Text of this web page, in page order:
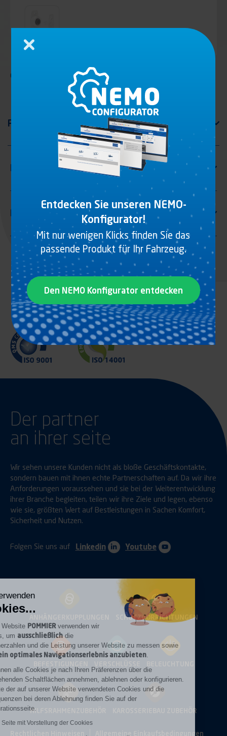
Wir verwenden
Cookies...
Auf der WebsitePOMMIER verwenden wir
Cookies, umausschließlich
Besucherzahlen und die Leistung unserer Website zu messen sowie
Ihnen ein optimales Navigationserlebnis anzubieten
Sie können alle Cookies je nach Ihren Präferenzen über die
nachstehenden Schaltflächen annehmen, ablehnen oder konfigurieren.
Die Liste der auf unserer Website verwendeten Cookies und die
Konsequenzen bei deren Ablehnung finden Sie auf der
Konfigurationsseite.
Link zur Seite mit Vorstellung der Cookies
Gummipuffer für 2537814CO
Der partner
an ihrer seite
Wir sehen unsere Kunden nicht als bloße Geschäftskontakte,
sondern bauen mit ihnen echte Partnerschaften auf. Da wir ihre
Anforderungen voraussehen und sie bei der Weiterentwicklung
ihrer Branche begleiten, teilen wir ihre Ziele und legen, ebenso
wie sie, größten Wert auf Bestleistungen in Sachen Komfort,
Sicherheit und Nutzen.
Folgen Sie uns auf Linkedin Youtube
SCHUTZVORRICHTUNGEN
HILFSRAHMENZUBEHÖR ZUBEHÖR
Allgemeine Einkaufsbedingungen
Entdecken Sie unseren NEMO-
Konfigurator!
Mit nur wenigen Klicks finden Sie das
passende Produkt für Ihr Fahrzeug.
Den NEMO Konfigurator entdecken